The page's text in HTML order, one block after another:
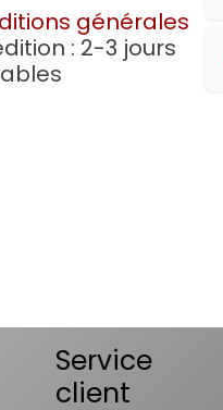
générales
: 2-3 jours
Service
client